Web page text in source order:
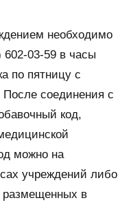
необходимо
03-59 в часы
по пятницу с
соединения с
код,
можно на
учреждений либо
размещенных в